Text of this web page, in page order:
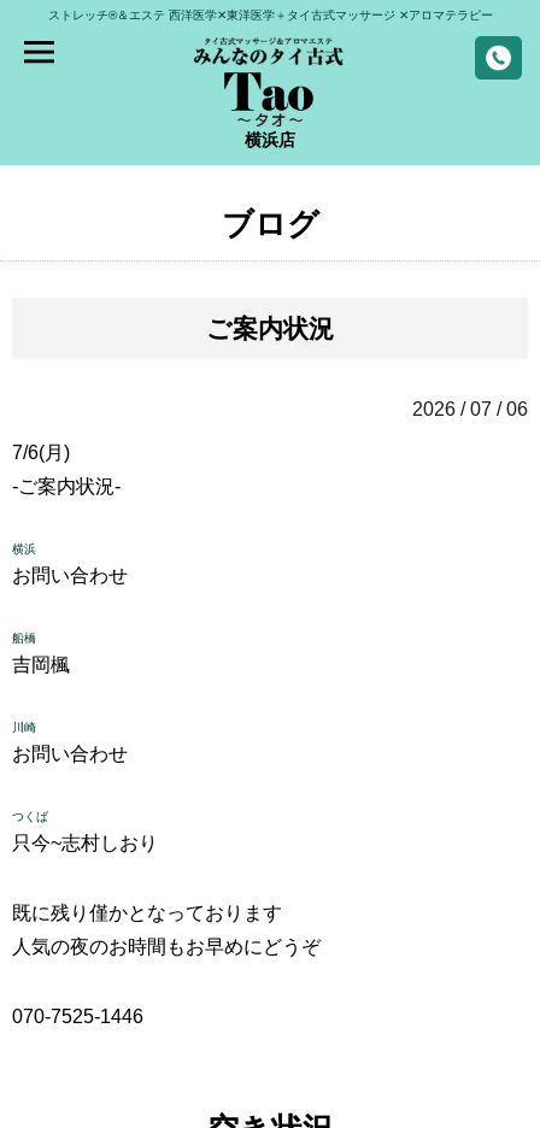
ストレッチ®＆エステ 西洋医学✕東洋医学＋タイ古式マッサージ ✕アロマテラピー
横浜店
ブログ
ご案内状況
2026 / 07 / 06
7/6(月)
-ご案内状況-
横浜
お問い合わせ
船橋
吉岡楓
川崎
お問い合わせ
つくば
只今~志村しおり
既に残り僅かとなっております
人気の夜のお時間もお早めにどうぞ
070-7525-1446